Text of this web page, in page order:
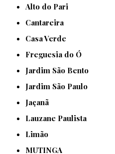
Alto do Pari
Cantareira
Casa Verde
Freguesia do Ó
Jardim São Bento
Jardim São Paulo
Jaçanã
Lauzane Paulista
Limão
MUTINGA